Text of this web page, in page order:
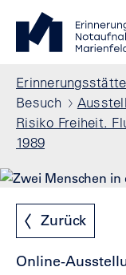
Direkt zum Inhalt
Standortmenu
Show locations
STIFTUNG
Alle
Besuch
Risiko Freiheit.
1989
Zurück
Online-